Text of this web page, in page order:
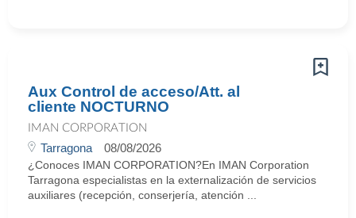
Aux Control de acceso/Att. al
cliente NOCTURNO
IMAN CORPORATION
Tarragona 08/08/2026
¿Conoces IMAN CORPORATION?En IMAN Corporation
Tarragona especialistas en la externalización de servicios
auxiliares (recepción, conserjería, atención ...